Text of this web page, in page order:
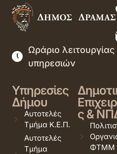
Ωράριο
υπηρεσιών
Υπηρεσίες
Δήμου
Αυτοτελές
Τμήμα Κ.Ε.Π.
Αυτοτελές
Τμήμα
ς &
ΦΤΜΜ